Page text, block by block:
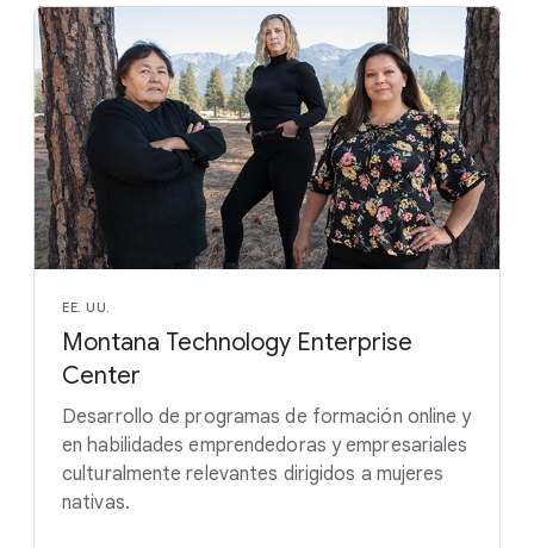
EE. UU.
Montana Technology Enterprise
Center
Desarrollo de programas de formación online y
en habilidades emprendedoras y empresariales
culturalmente relevantes dirigidos a mujeres
nativas.